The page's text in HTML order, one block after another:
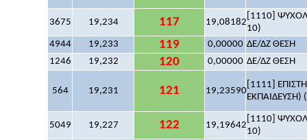
3675 19,234 117 19,08182
[1110]
10)
4944
19,233 119 0,00000 ΔΕ/ΔΖ ΘΕΣΗ
1246
19,232 120 0,00000 ΔΕ/ΔΖ ΘΕΣΗ
564 19,231 121 19,23590
[1111]
ΕΚΠΑΙΔΕΥΣΗ)
5049 19,227 122 19,19642
[1110]
10)